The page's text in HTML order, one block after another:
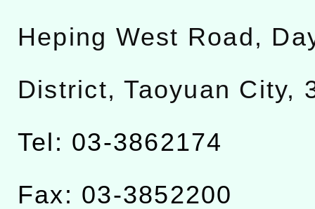
Heping West Road,
District, Taoyuan City,
Tel: 03-3862174
Fax: 03-3852200